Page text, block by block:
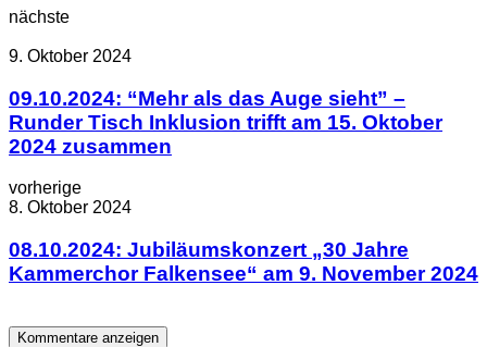
nächste
9. Oktober 2024
09.10.2024: “Mehr als das Auge sieht” –
Runder Tisch Inklusion trifft am 15. Oktober
2024 zusammen
vorherige
8. Oktober 2024
08.10.2024: Jubiläumskonzert „30 Jahre
Kammerchor Falkensee“ am 9. November 2024
Kommentare anzeigen